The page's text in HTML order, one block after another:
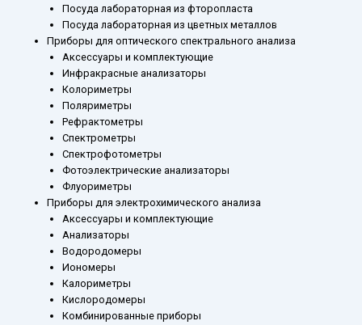
Посуда лабораторная из фторопласта
Посуда лабораторная из цветных металлов
Приборы для оптического спектрального анализа
Аксессуары и комплектующие
Инфракрасные анализаторы
Колориметры
Поляриметры
Рефрактометры
Спектрометры
Спектрофотометры
Фотоэлектрические анализаторы
Флуориметры
Приборы для электрохимического анализа
Аксессуары и комплектующие
Анализаторы
Водородомеры
Иономеры
Калориметры
Кислородомеры
Комбинированные приборы